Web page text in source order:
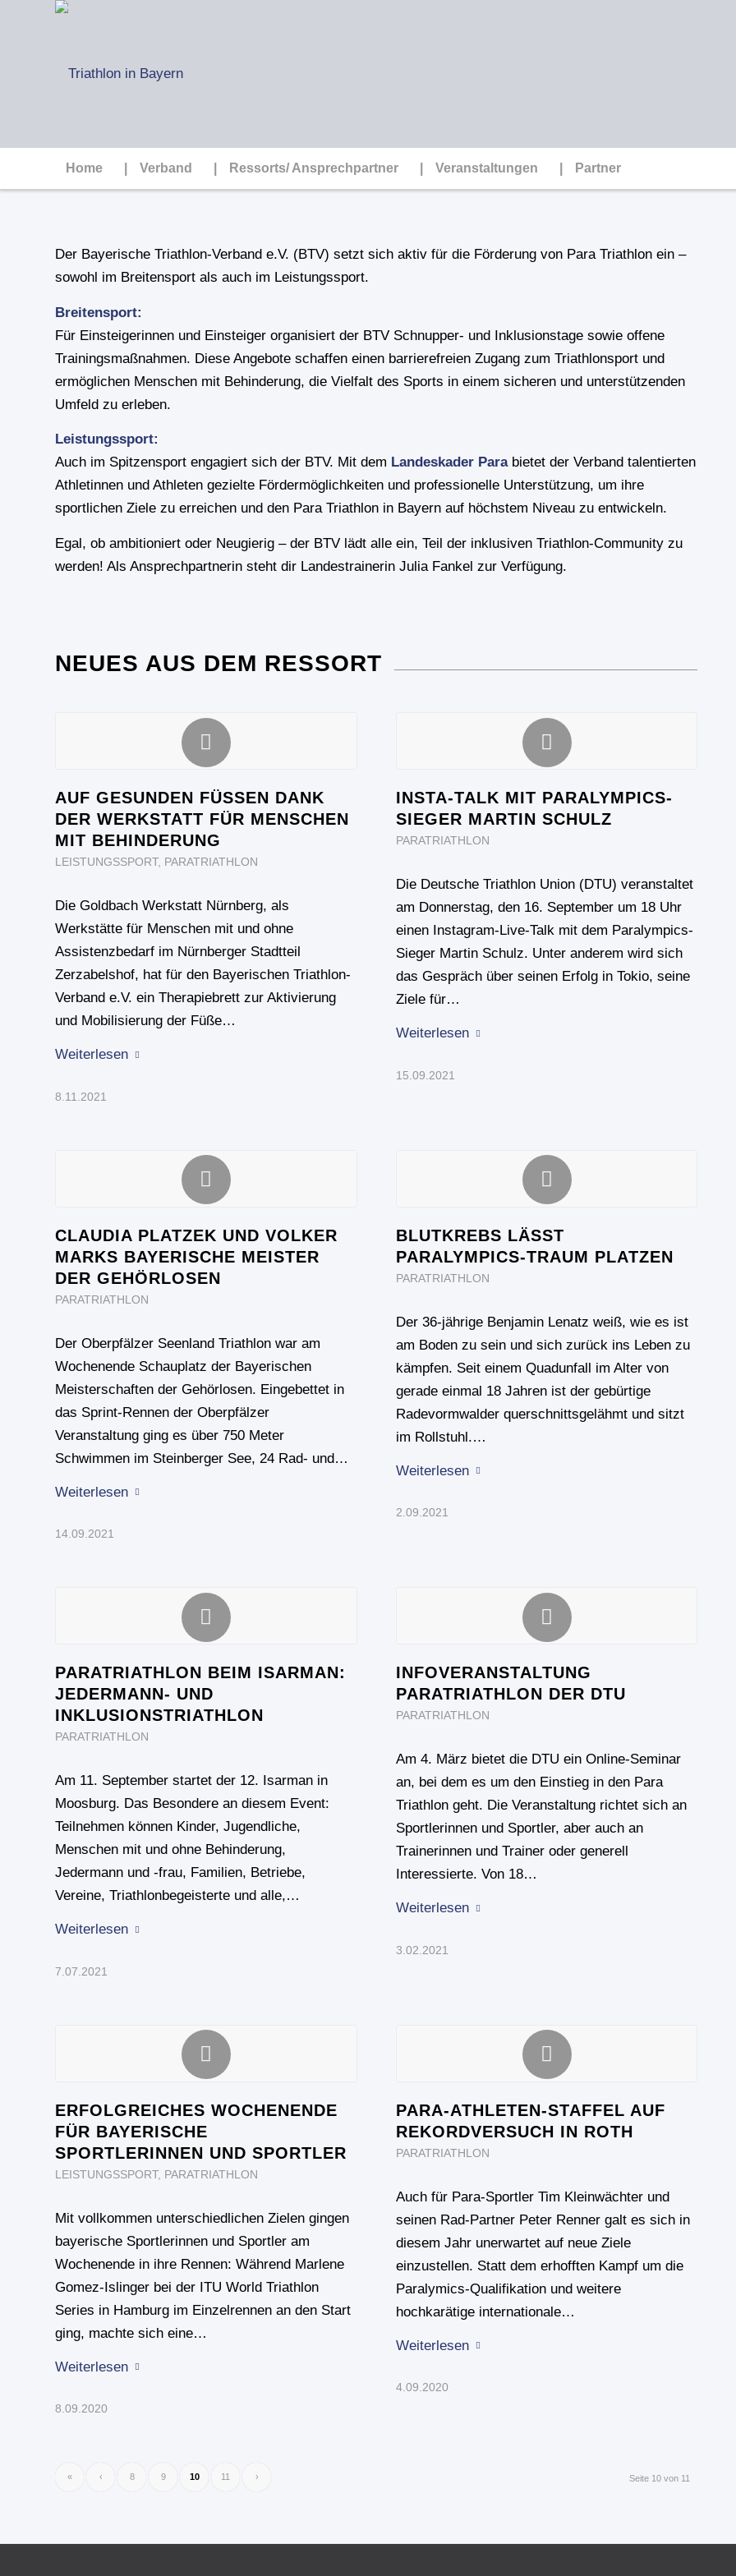
Home Verband Ressorts/ Ansprechpartner Veranstaltungen Partner
Der Bayerische Triathlon-Verband e.V. (BTV) setzt sich aktiv für die Förderung von Para Triathlon ein –
sowohl im Breitensport als auch im Leistungssport.
Breitensport:
Für Einsteigerinnen und Einsteiger organisiert der BTV Schnupper- und Inklusionstage sowie offene
Trainingsmaßnahmen. Diese Angebote schaffen einen barrierefreien Zugang zum Triathlonsport und
ermöglichen Menschen mit Behinderung, die Vielfalt des Sports in einem sicheren und unterstützenden
Umfeld zu erleben.
Leistungssport:
Auch im Spitzensport engagiert sich der BTV. Mit dem Landeskader Parabietet der Verband talentierten
Athletinnen und Athleten gezielte Fördermöglichkeiten und professionelle Unterstützung, um ihre
sportlichen Ziele zu erreichen und den Para Triathlon in Bayern auf höchstem Niveau zu entwickeln.
Egal, ob ambitioniert oder Neugierig – der BTV lädt alle ein, Teil der inklusiven Triathlon-Community zu
werden! Als Ansprechpartnerin steht dir Landestrainerin Julia Fankel zur Verfügung.
NEUES AUS DEM RESSORT
AUF GESUNDEN FÜSSEN DANK D
ER WERKSTATT FÜR MENSCHEN M
IT BEHINDERUNG
LEISTUNGSSPORT, PARATRIATHLON
Die Goldbach Werkstatt Nürnberg, als
Werkstätte für Menschen mit und ohne
Assistenzbedarf im Nürnberger Stadtteil
Zerzabelshof, hat für den Bayerischen Triathlon-
Verband e.V. ein Therapiebrett zur Aktivierung
und Mobilisierung der Füße…
Weiterlesen
8.11.2021
INSTA-TALK MIT PARALYMPICS-
SIEGER MARTIN SCHULZ
PARATRIATHLON
Die Deutsche Triathlon Union (DTU) veranstaltet
am Donnerstag, den 16. September um 18 Uhr
einen Instagram-Live-Talk mit dem Paralympics-
Sieger Martin Schulz. Unter anderem wird sich
das Gespräch über seinen Erfolg in Tokio, seine
Ziele für…
Weiterlesen
15.09.2021
CLAUDIA PLATZEK UND VOLKER
MARKS BAYERISCHE MEISTER
DER GEHÖRLOSEN
PARATRIATHLON
Der Oberpfälzer Seenland Triathlon war am
Wochenende Schauplatz der Bayerischen
Meisterschaften der Gehörlosen. Eingebettet in
das Sprint-Rennen der Oberpfälzer
Veranstaltung ging es über 750 Meter
Schwimmen im Steinberger See, 24 Rad- und…
Weiterlesen
14.09.2021
BLUTKREBS LÄSST
PARALYMPICS-TRAUM PLATZEN
PARATRIATHLON
Der 36-jährige Benjamin Lenatz weiß, wie es ist
am Boden zu sein und sich zurück ins Leben zu
kämpfen. Seit einem Quadunfall im Alter von
gerade einmal 18 Jahren ist der gebürtige
Radevormwalder querschnittsgelähmt und sitzt
im Rollstuhl.…
Weiterlesen
2.09.2021
PARATRIATHLON BEIM ISARMAN:
JEDERMANN- UND
INKLUSIONSTRIATHLON
PARATRIATHLON
Am 11. September startet der 12. Isarman in
Moosburg. Das Besondere an diesem Event:
Teilnehmen können Kinder, Jugendliche,
Menschen mit und ohne Behinderung,
Jedermann und -frau, Familien, Betriebe,
Vereine, Triathlonbegeisterte und alle,…
Weiterlesen
7.07.2021
INFOVERANSTALTUNG
PARATRIATHLON DER DTU
PARATRIATHLON
Am 4. März bietet die DTU ein Online-Seminar
an, bei dem es um den Einstieg in den Para
Triathlon geht. Die Veranstaltung richtet sich an
Sportlerinnen und Sportler, aber auch an
Trainerinnen und Trainer oder generell
Interessierte. Von 18…
Weiterlesen
3.02.2021
ERFOLGREICHES WOCHENENDE
FÜR BAYERISCHE
SPORTLERINNEN UND SPORTLER
LEISTUNGSSPORT, PARATRIATHLON
Mit vollkommen unterschiedlichen Zielen gingen
bayerische Sportlerinnen und Sportler am
Wochenende in ihre Rennen: Während Marlene
Gomez-Islinger bei der ITU World Triathlon
Series in Hamburg im Einzelrennen an den Start
ging, machte sich eine…
Weiterlesen
8.09.2020
PARA-ATHLETEN-STAFFEL AUF
REKORDVERSUCH IN ROTH
PARATRIATHLON
Auch für Para-Sportler Tim Kleinwächter und
seinen Rad-Partner Peter Renner galt es sich in
diesem Jahr unerwartet auf neue Ziele
einzustellen. Statt dem erhofften Kampf um die
Paralymics-Qualifikation und weitere
hochkarätige internationale…
Weiterlesen
4.09.2020
Seite 10 von 11
« ‹ 8 9 10 11 ›